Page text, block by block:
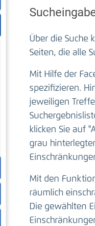
Über die Suche
Seiten, die alle
Mit Hilfe der
spezifizieren.
jeweiligen
klicken Sie auf
grau
Mit den
räumlich
Die gewählten